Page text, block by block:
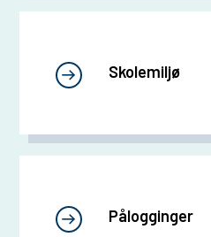
Skolemiljø
Pålogginger